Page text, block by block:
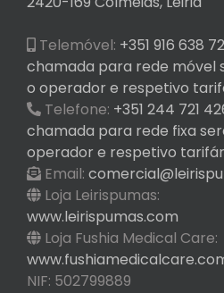
Telemóvel: +351 916 638
chamada para rede móvel
o operador e respetivo
Telefone: +351 244 721
chamada para rede fixa
operador e respetivo
Email:
Loja Leirispumas:
www.leirispumas.com
Loja Fushia Medical Care:
NIF: 502799889